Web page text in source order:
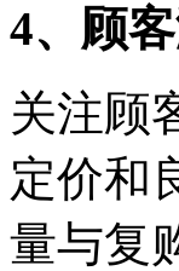
4、顾
关注顾
定价和
量与复